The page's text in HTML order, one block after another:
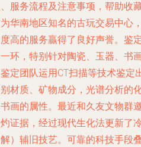
服务流程及注意事项，帮助收
华南地区知名的古玩交易中心
高的服务贏得了良好声誉。鉴
环，特别针对陶瓷、玉器、书
定团队运用CT扫描等技术鉴定
材质、矿物成分，光谱分析的
画的属性。最近和久友文物群
证据，经过现代生化法更新了
）辅旧技艺。可靠的科技手段